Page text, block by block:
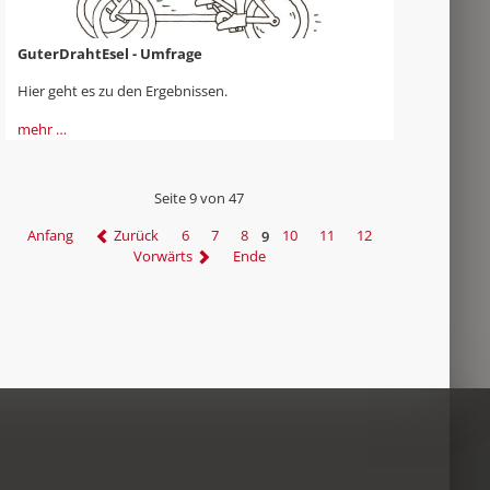
GuterDrahtEsel - Umfrage
Hier geht es zu den Ergebnissen.
mehr …
Seite 9 von 47
Anfang
Zurück 6 7 8 9 10 11
12
Vorwärts
Ende